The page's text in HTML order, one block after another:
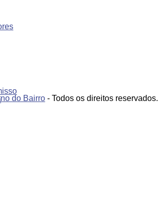
do Bairro - Todos os direitos reservados.